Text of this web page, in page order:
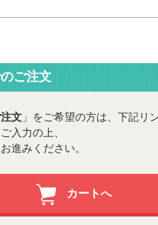
ご注文
文」をご希望の方は、下記リ
入力の上、
進みください。
カートへ